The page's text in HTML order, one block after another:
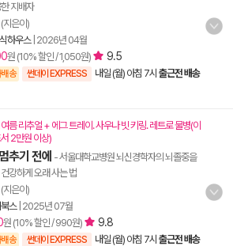
지배자
(지은이)
하우스| 2026년 04월
원 (10% 할인 / 1,050원) 9.5
송 썬데이 EXPRESS 내일 (월) 아침 7시 출근전 배송
름 리추얼 + 에그 트레이. 사우나 빗 키링. 레트로 물병(이
2만원 이상)
추기 전에 - 서울대학교병원 뇌신경학자의 뇌졸중을
강하게 오래 사는 법
(지은이)
스| 2025년 07월
원 (10% 할인 / 990원) 9.8
송 썬데이 EXPRESS 내일 (월) 아침 7시 출근전 배송